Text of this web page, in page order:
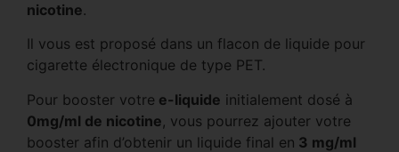
nicotine.
Il vous est proposé dans un flacon de liquide pour
cigarette électronique de type PET.
Pour booster votre e-liquide initialement dosé à
0mg/ml de nicotine, vous pourrez ajouter votre
booster afin d’obtenir un liquide final en 3 mg/ml